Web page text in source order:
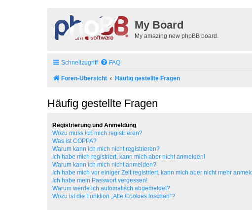
My Board
My amazing new phpBB board.
Schnellzugriff FAQ
Foren-Übersicht Häufig gestellte Fragen
Häufig gestellte Fragen
Registrierung und Anmeldung
Wozu muss ich mich registrieren?
Was ist COPPA?
Warum kann ich mich nicht registrieren?
Ich habe mich registriert, kann mich aber nicht anmelden!
Warum kann ich mich nicht anmelden?
Ich habe mich vor einiger Zeit registriert, kann mich aber nicht mehr
Ich habe mein Passwort vergessen!
Warum werde ich automatisch abgemeldet?
Wozu ist die Funktion „Alle Cookies löschen“?